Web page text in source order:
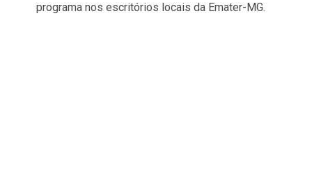
programa nos escritórios locais da Emater-MG.